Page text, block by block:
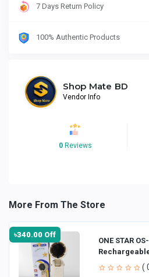
7 Days Return Policy
100% Authentic Products
Shop Mate BD
Vendor Info
0 Reviews
More From The Store
৳340.00 Off
ONE STAR
(